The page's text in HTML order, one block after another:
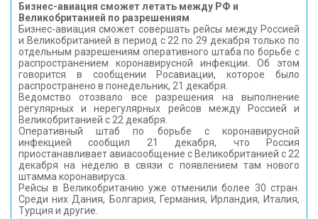
Бизнес-авиация сможет летать между РФ и
Великобританией по разрешениям
Бизнес-авиация сможет совершать рейсы между Россией
и Великобританией в период с 22 по 29 декабря только по
отдельным разрешениям оперативного штаба по борьбе с
распространением коронавирусной инфекции. Об этом
говорится в сообщении Росавиации, которое было
распространено в понедельник, 21 декабря.
Ведомство отозвало все разрешения на выполнение
регулярных и нерегулярных рейсов между Россией и
Великобританией с 22 декабря.
Оперативный штаб по борьбе с коронавирусной
инфекцией сообщил 21 декабря, что Россия
приостанавливает авиасообщение с Великобританией с 22
декабря на неделю в связи с появлением там нового
штамма коронавируса.
Рейсы в Великобританию уже отменили более 30 стран.
Среди них Дания, Болгария, Германия, Ирландия, Италия,
Турция и другие.